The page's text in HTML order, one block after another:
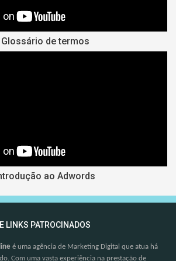
Glossário de termos
ao Adwords
LINKS PATROCINADOS
é uma agência de Marketing Digital que atua há
Com uma vasta experiência na prestação de